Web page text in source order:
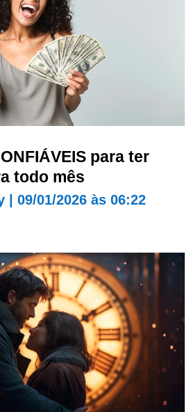
para ter
todo mês
| 09/01/2026 às 06:22